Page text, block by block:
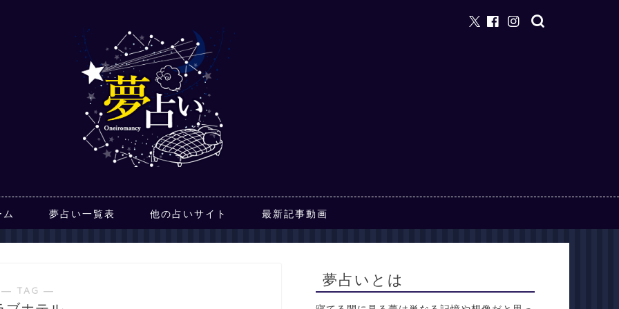
ム 夢占い一覧表 他の占いサイト 最新記事動画
― TAG ―
夢占いとは